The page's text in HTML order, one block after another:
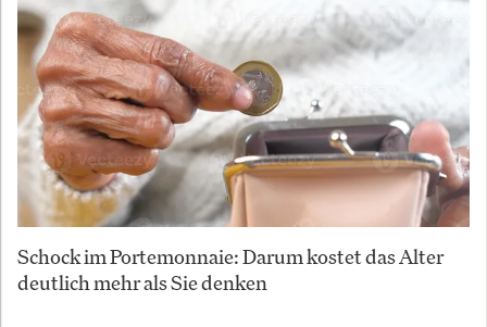
Schock im Portemonnaie: Darum kostet das Alter
deutlich mehr als Sie denken